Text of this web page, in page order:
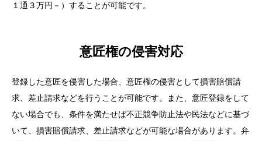
１通３万円－）することが可能です。
意匠権の侵害対応
登録した意匠を侵害した場合、意匠権の侵害として損害賠償請
求、差止請求などを行うことが可能です。また、意匠登録をして
ない場合でも、条件を満たせば不正競争防止法や民法などに基づ
いて、損害賠償請求、差止請求などが可能な場合があります。弁